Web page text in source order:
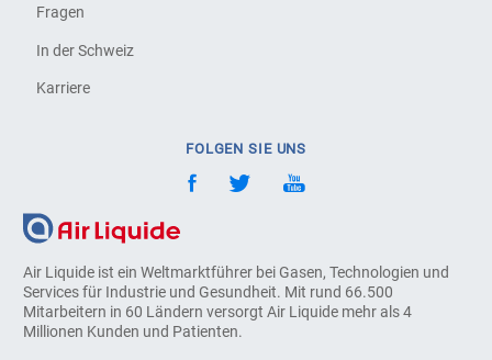
Air Liquide ist ein Weltmarktführer bei Gasen, Technologien und
Services für Industrie und Gesundheit. Mit rund 66.500
Mitarbeitern in 60 Ländern versorgt Air Liquide mehr als 4
Millionen Kunden und Patienten.
Fragen
In der Schweiz
Karriere
FOLGEN SIE UNS